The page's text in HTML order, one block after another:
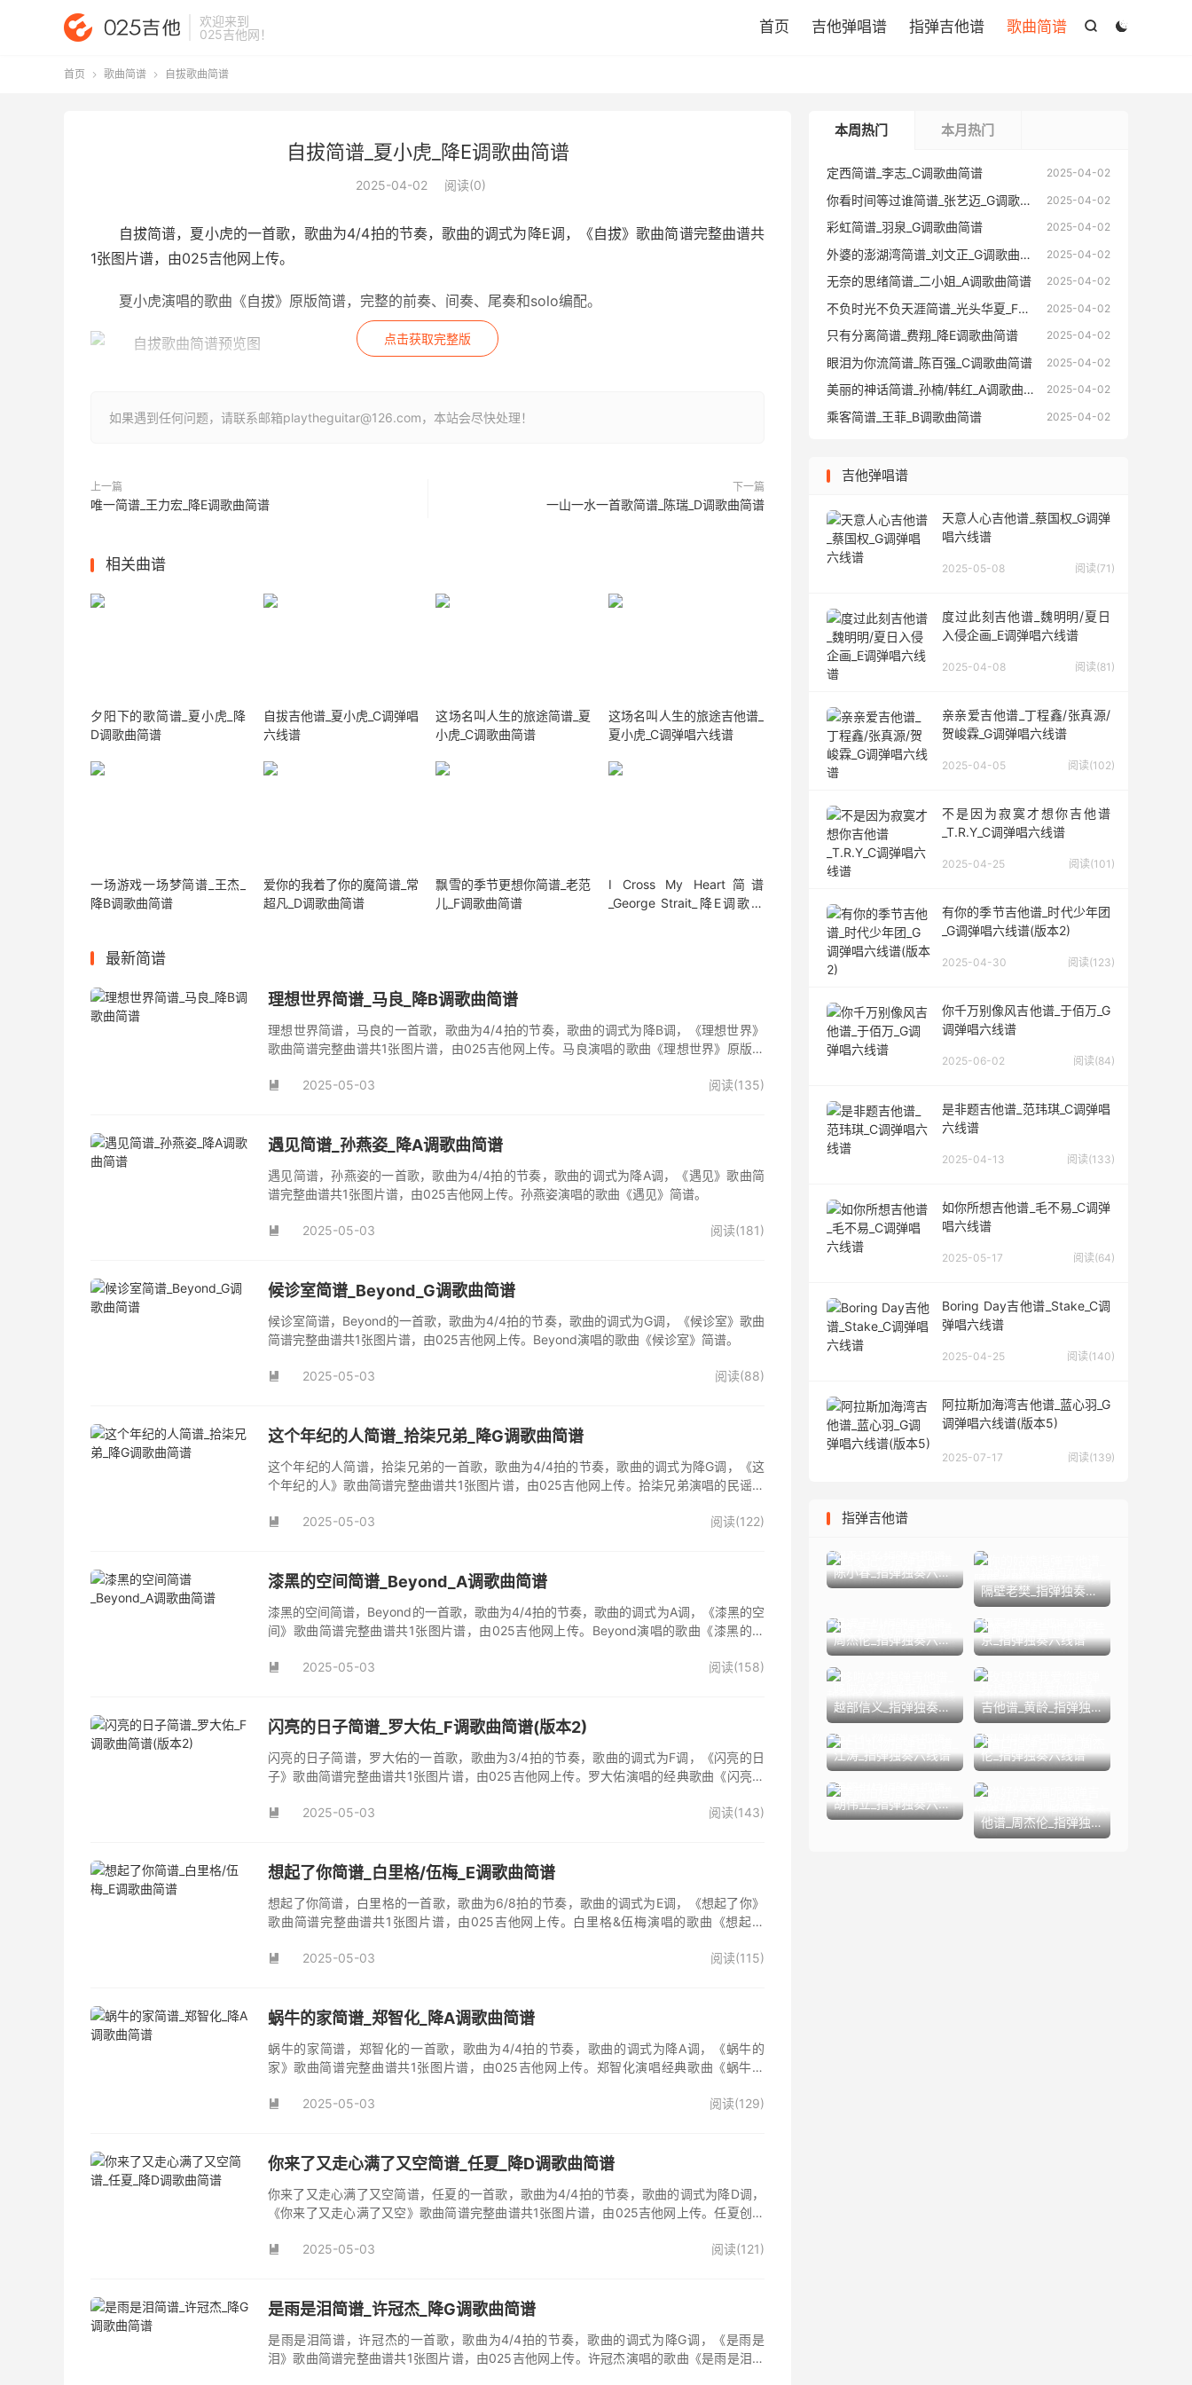
欢迎来到
025吉他网 ！ 

首页 吉他弹唱谱 指弹吉他谱 歌曲简谱
首页  歌曲简谱  自拔歌曲简谱
自拔简谱_夏小虎_降E调歌曲简谱
2025-04-02 阅读(0)
自拔简谱，夏小虎的一首歌，歌曲为4/4拍的节奏，歌曲的调式为降E调，《自拔》歌曲简谱完整曲谱共
1张图片谱，由025吉他网上传。
夏小虎演唱的歌曲《自拔》原版简谱，完整的前奏、间奏、尾奏和solo编配。
点击获取完整版
如果遇到任何问题，请联系邮箱playtheguitar@126.com，本站会尽快处理！
上一篇
唯一简谱_王力宏_降E调歌曲简谱
下一篇
一山一水一首歌简谱_陈瑞_D调歌曲简谱
相关曲谱
夕阳下的歌简谱_夏小虎_降
D调歌曲简谱
自拔吉他谱_夏小虎_C调弹唱
六线谱
这场名叫人生的旅途简谱_夏
小虎_C调歌曲简谱
这场名叫人生的旅途吉他谱_
夏小虎_C调弹唱六线谱
一场游戏一场梦简谱_王杰_
降B调歌曲简谱
爱你的我着了你的魔简谱_常
超凡_D调歌曲简谱
飘雪的季节更想你简谱_老范
儿_F调歌曲简谱
I Cross My Heart简谱
_George Strait_降E调歌曲
最新简谱
理想世界简谱_马良_降B调歌曲简谱
理想世界简谱，马良的一首歌，歌曲为4/4拍的节奏，歌曲的调式为降B调，《理想世界》
歌曲简谱完整曲谱共1张图片谱，由025吉他网上传。马良演唱的歌曲《理想世界》原版简
 2025-05-03 阅读(135)
遇见简谱_孙燕姿_降A调歌曲简谱
遇见简谱，孙燕姿的一首歌，歌曲为4/4拍的节奏，歌曲的调式为降A调，《遇见》歌曲简
谱完整曲谱共1张图片谱，由025吉他网上传。孙燕姿演唱的歌曲《遇见》简谱。
 2025-05-03 阅读(181)
候诊室简谱_Beyond_G调歌曲简谱
候诊室简谱，Beyond的一首歌，歌曲为4/4拍的节奏，歌曲的调式为G调，《候诊室》歌曲
简谱完整曲谱共1张图片谱，由025吉他网上传。Beyond演唱的歌曲《候诊室》简谱。
 2025-05-03 阅读(88)
这个年纪的人简谱_拾柒兄弟_降G调歌曲简谱
这个年纪的人简谱，拾柒兄弟的一首歌，歌曲为4/4拍的节奏，歌曲的调式为降G调，《这
个年纪的人》歌曲简谱完整曲谱共1张图片谱，由025吉他网上传。拾柒兄弟演唱的民谣歌
曲。
 2025-05-03 阅读(122)
漆黑的空间简谱_Beyond_A调歌曲简谱
漆黑的空间简谱，Beyond的一首歌，歌曲为4/4拍的节奏，歌曲的调式为A调，《漆黑的空
间》歌曲简谱完整曲谱共1张图片谱，由025吉他网上传。Beyond演唱的歌曲《漆黑的空
 2025-05-03 阅读(158)
闪亮的日子简谱_罗大佑_F调歌曲简谱(版本2)
闪亮的日子简谱，罗大佑的一首歌，歌曲为3/4拍的节奏，歌曲的调式为F调，《闪亮的日
子》歌曲简谱完整曲谱共1张图片谱，由025吉他网上传。罗大佑演唱的经典歌曲《闪亮的
 2025-05-03 阅读(143)
想起了你简谱_白里格/伍梅_E调歌曲简谱
想起了你简谱，白里格的一首歌，歌曲为6/8拍的节奏，歌曲的调式为E调，《想起了你》
歌曲简谱完整曲谱共1张图片谱，由025吉他网上传。白里格&伍梅演唱的歌曲《想起了
 2025-05-03 阅读(115)
蜗牛的家简谱_郑智化_降A调歌曲简谱
蜗牛的家简谱，郑智化的一首歌，歌曲为4/4拍的节奏，歌曲的调式为降A调，《蜗牛的
家》歌曲简谱完整曲谱共1张图片谱，由025吉他网上传。郑智化演唱经典歌曲《蜗牛的
 2025-05-03 阅读(129)
你来了又走心满了又空简谱_任夏_降D调歌曲简谱
你来了又走心满了又空简谱，任夏的一首歌，歌曲为4/4拍的节奏，歌曲的调式为降D调，
《你来了又走心满了又空》歌曲简谱完整曲谱共1张图片谱，由025吉他网上传。任夏创作
首动听值得推荐的民谣歌曲。
 2025-05-03 阅读(121)
是雨是泪简谱_许冠杰_降G调歌曲简谱
是雨是泪简谱，许冠杰的一首歌，歌曲为4/4拍的节奏，歌曲的调式为降G调，《是雨是
泪》歌曲简谱完整曲谱共1张图片谱，由025吉他网上传。许冠杰演唱的歌曲《是雨是泪》
本周热门 本月热门
2025-04-02
定西简谱_李志_C调歌曲简谱
2025-04-02
你看时间等过谁简谱_张艺迈_G调歌曲简谱
2025-04-02
彩虹简谱_羽泉_G调歌曲简谱
2025-04-02
外婆的澎湖湾简谱_刘文正_G调歌曲简谱
2025-04-02
无奈的思绪简谱_二小姐_A调歌曲简谱
2025-04-02
不负时光不负天涯简谱_光头华夏_F调歌曲简谱
2025-04-02
只有分离简谱_费翔_降E调歌曲简谱
2025-04-02
眼泪为你流简谱_陈百强_C调歌曲简谱
2025-04-02
美丽的神话简谱_孙楠/韩红_A调歌曲简谱
2025-04-02
乘客简谱_王菲_B调歌曲简谱
吉他弹唱谱
天意人心吉他谱_蔡国权_G调弹
唱六线谱
2025-05-08 阅读(71)
度过此刻吉他谱_魏明明/夏日
入侵企画_E调弹唱六线谱
2025-04-08 阅读(81)
亲亲爱吉他谱_丁程鑫/张真源/
贺峻霖_G调弹唱六线谱
2025-04-05 阅读(102)
不是因为寂寞才想你吉他谱
_T.R.Y_C调弹唱六线谱
2025-04-25 阅读(101)
有你的季节吉他谱_时代少年团
_G调弹唱六线谱(版本2)
2025-04-30 阅读(123)
你千万别像风吉他谱_于佰万_G
调弹唱六线谱
2025-06-02 阅读(84)
是非题吉他谱_范玮琪_C调弹唱
六线谱
2025-04-13 阅读(133)
如你所想吉他谱_毛不易_C调弹
唱六线谱
2025-05-17 阅读(64)
Boring Day吉他谱_Stake_C调
弹唱六线谱
2025-04-25 阅读(140)
阿拉斯加海湾吉他谱_蓝心羽_G
调弹唱六线谱(版本5)
2025-07-17 阅读(139)
指弹吉他谱
独家记忆指弹吉他谱_
陈小春_指弹独奏六线
谱
隔壁老樊_指弹独奏六
线谱
浪漫手机指弹吉他谱_
周杰伦_指弹独奏六线
谱
偏爱指弹吉他谱_张芸
京_指弹独奏六线谱
越部信义_指弹独奏六
线谱(版本2)
吉他谱_黄龄_指弹独
奏六线谱
生日礼物指弹吉他谱_
江涛_指弹独奏六线谱
借口指弹吉他谱_周杰
伦_指弹独奏六线谱
美丽拍档指弹吉他谱_
胡伟立_指弹独奏六线
谱
他谱_周杰伦_指弹独
奏六线谱